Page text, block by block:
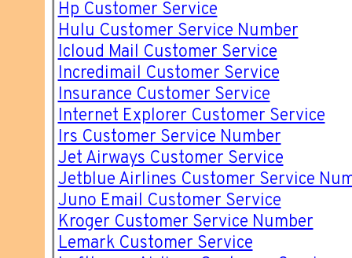
Hp Customer Service
Hulu Customer Service Number
Icloud Mail Customer Service
Incredimail Customer Service
Insurance Customer Service
Internet Explorer Customer Service
Irs Customer Service Number
Jet Airways Customer Service
Jetblue Airlines Customer Service
Juno Email Customer Service
Kroger Customer Service Number
Lemark Customer Service